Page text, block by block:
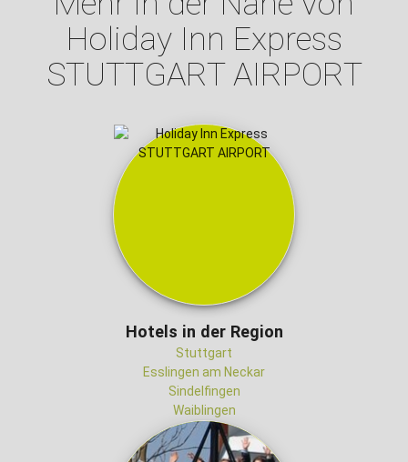
Holiday Inn Express
STUTTGART AIRPORT
Hotels in der Region
Stuttgart
Esslingen am Neckar
Sindelfingen
Waiblingen